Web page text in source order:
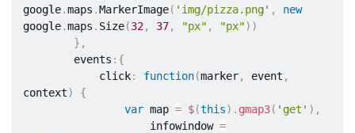
google.maps .MarkerImage( 'img/pizza.png' ,
new
google.maps . Size(32, 37, "px" , "px") )
} ,
        events
: {
            click
: function(marker, event ,
context)
{
var map = $(this) .gmap3( 'get' ) ,
                    infowindow
=